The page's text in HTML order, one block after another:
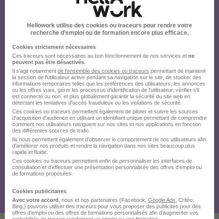
Hellowork utilise des cookies ou traceurs pour rendre votre
recherche d’emploi ou de formation encore plus efficace.
Cookies strictement nécessaires
Ces traceurs sont nécessaires au bon fonctionnement de nos services et ne
peuvent pas être désactivés
Il s'agit notamment de l'ensemble des cookies ou traceurs permettant de maintenir
la session de l'utilisateur active pendant sa navigation sur le site, de stocker des
informations temporaires telles que les préférences des utilisateurs, les annonces
ou les offres vues, gérer les processus d'identification de l'utilisateur, vérifier s'il
est connecté ou non, et plus globalement garantir la sécurité du site web en
détectant les tentatives d'accès frauduleux ou les violations de sécurité.
Ces cookies ou traceurs permettent également de piloter et suivre les sources
d'acquisition d'audience en utilisant un identifiant unique permettant de comprendre
comment nos utilisateurs naviguent sur nos sites et nos applications en fonction
des différentes sources de trafic.
Ils nous permettent également d’observer le comportement de nos utilisateurs afin
d'améliorer nos produits et rendre la navigation dans nos sites beaucoup plus
rapide et fluide.
Ces cookies ou traceurs permettent enfin de personnaliser les interfaces de
consultation et d'effectuer une présentation personnalisée des offres d'emploi ou
de formations proposées.
Cookies publicitaires
Avec votre accord , nous et nos partenaires (Facebook, Google Ads , Critéo,
Bing,) pouvons utiliser des traceurs pour vous proposer des publicités pour des
offres d’emploi ou des offres de formations personnalisés afin d’augmenter vos